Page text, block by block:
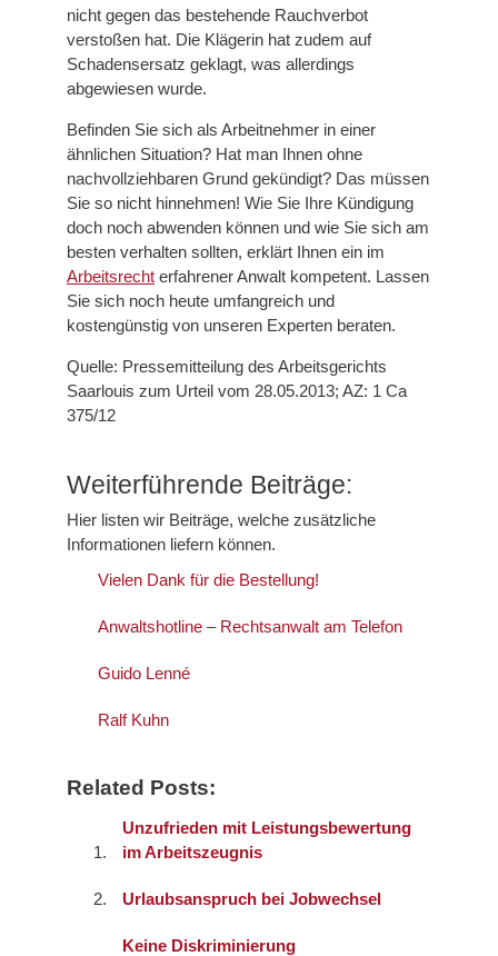
nicht gegen das bestehende Rauchverbot
verstoßen hat. Die Klägerin hat zudem auf
Schadensersatz geklagt, was allerdings
abgewiesen wurde.
Befinden Sie sich als Arbeitnehmer in einer
ähnlichen Situation? Hat man Ihnen ohne
nachvollziehbaren Grund gekündigt? Das müssen
Sie so nicht hinnehmen! Wie Sie Ihre Kündigung
doch noch abwenden können und wie Sie sich am
besten verhalten sollten, erklärt Ihnen ein im
Arbeitsrecht erfahrener Anwalt kompetent. Lassen
Sie sich noch heute umfangreich und
kostengünstig von unseren Experten beraten.
Quelle: Pressemitteilung des Arbeitsgerichts
Saarlouis zum Urteil vom 28.05.2013; AZ: 1 Ca
375/12
Weiterführende Beiträge:
Hier listen wir Beiträge, welche zusätzliche
Informationen liefern können.
Vielen Dank für die Bestellung!
Anwaltshotline – Rechtsanwalt am Telefon
Guido Lenné
Ralf Kuhn
Related Posts:
Unzufrieden mit Leistungsbewertung
im Arbeitszeugnis
Urlaubsanspruch bei Jobwechsel
Keine Diskriminierung